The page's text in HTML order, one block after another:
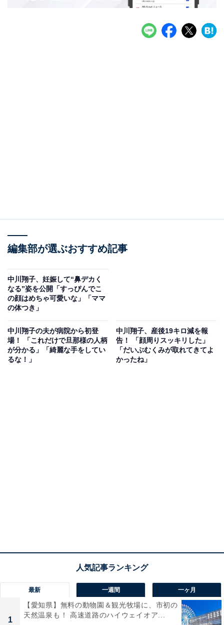
編集部が選ぶおすすめ記事
中川翔子、妊娠して“鼻デカく
なる”姿を公開「すっぴんでこ
の顔はめちゃ可愛いな」「ママ
の体つき」
中川翔子の夫が病院から初登
場！ 「これだけで旦那様の人柄
が分かる」「綺麗な手をしてい
るな！」
中川翔子、産後19キロ減を報
告！ 「顔周りスッキリした」
「だいぶむくみが取れてきてよ
かったね」
最新 一週間 一ヶ月
1
【愛知県】無料の動物園＆観光牧場に、市初の
天然温泉も！ 高速道路のハイウェイオア...